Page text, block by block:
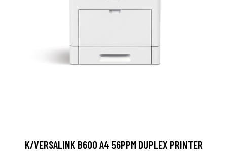
K/VERSALINK B600 A4 56PPM DUPLEX PRINTER